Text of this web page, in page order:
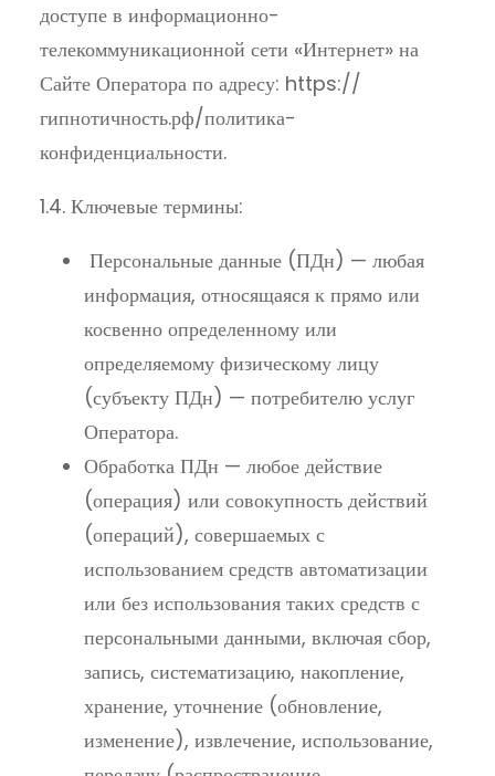
доступе в информационно-
телекоммуникационной сети «Интернет» на
Сайте Оператора по адресу: https://
гипнотичность.рф/политика-
конфиденциальности.
1.4. Ключевые термины:
Персональные данные (ПДн) — любая
информация, относящаяся к прямо или
косвенно определенному или
определяемому физическому лицу
(субъекту ПДн) — потребителю услуг
Оператора.
Обработка ПДн — любое действие
(операция) или совокупность действий
(операций), совершаемых с
использованием средств автоматизации
или без использования таких средств с
персональными данными, включая сбор,
запись, систематизацию, накопление,
хранение, уточнение (обновление,
изменение), извлечение, использование,